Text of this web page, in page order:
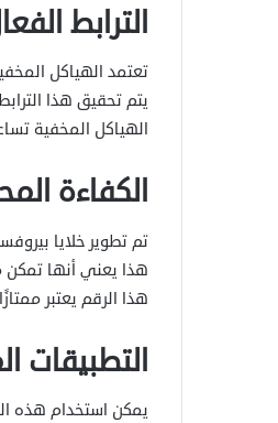
الترابط
تعتمد الهياكل
يتم تحقيق هذا
الهياكل المخفية
الكفاءة
تم تطوير خلايا
هذا يعني أنها تمكن من تحويل 25.6% من الطاقة
هذا الرقم يعتبر
التطبيقات
يمكن استخدام هذه